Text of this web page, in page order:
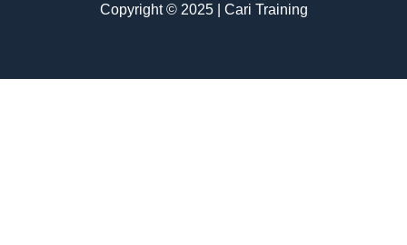
Copyright © 2025 | Cari Training